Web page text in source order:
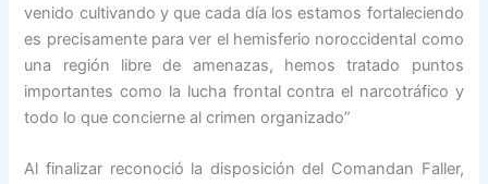
venido cultivando y que cada día los estamos fortaleciendo
es precisamente para ver el hemisferio noroccidental como
una región libre de amenazas, hemos tratado puntos
importantes como la lucha frontal contra el narcotráfico y
todo lo que concierne al crimen organizado”
Al finalizar reconoció la disposición del Comandan Faller,